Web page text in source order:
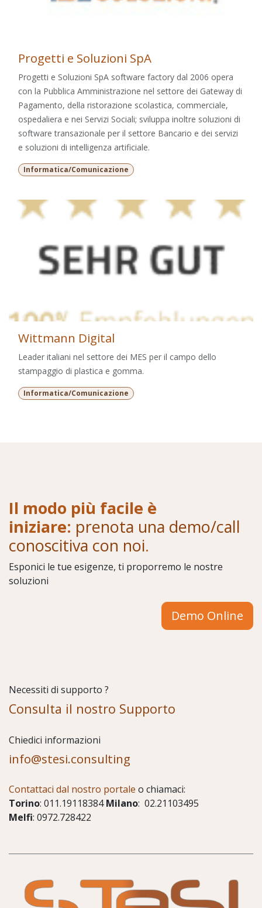
Progetti e Soluzioni SpA
Progetti e Soluzioni SpA software factory dal 2006 opera
con la Pubblica Amministrazione nel settore dei Gateway di
Pagamento, della ristorazione scolastica, commerciale,
ospedaliera e nei Servizi Sociali; sviluppa inoltre soluzioni di
software transazionale per il settore Bancario e dei servizi
e soluzioni di intelligenza artificiale.
Informatica/Comunicazione
Wittmann Digital
Leader italiani nel settore dei MES per il campo dello
stampaggio di plastica e gomma.
Informatica/Comunicazione
Il modo più facile è
iniziare: prenota una demo/call
conoscitiva con noi.
Esponici le tue esigenze, ti proporremo le nostre
soluzioni
Demo Online
Necessiti di supporto ?
Consulta il nostro Supporto
Chiedici informazioni
info@stesi.consulting
Contattaci dal nostro portale o chiamaci:
Torino: 011.19118384Milano: 02.21103495
Melfi: 0972.728422